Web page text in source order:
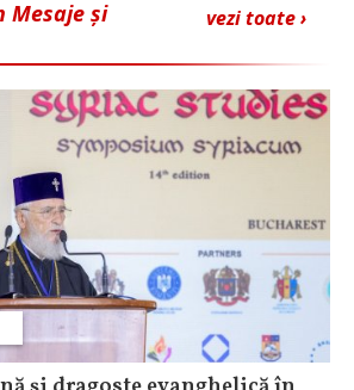
vezi toate ›
Mesaje și